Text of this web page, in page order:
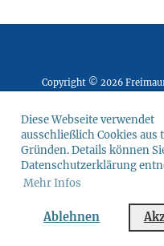
Diese Webseite verwendet
ausschließlich Cookies aus
Gründen. Details können
Datenschutzerklärung
Mehr Infos
Ablehnen
Copyright © 2026